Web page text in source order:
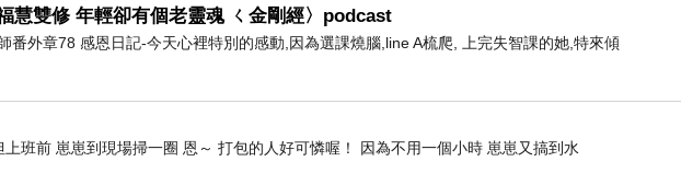
加所謂的共學團--奧福音樂課。
慧雙修 年輕卻有個老靈魂 ㄑ金剛經〉podcast
外章78 感恩日記-今天心裡特別的感動,因為選課燒腦,line A梳爬, 上完失智課的她,特來傾
班前 崽崽到現場掃一圈 恩～ 打包的人好可憐喔！ 因為不用一個小時 崽崽又搞到水